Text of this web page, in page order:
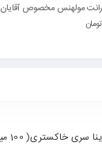
مولهنس مخصوص آقایان
تومان
خاکستری( 100 میلی لیتر)